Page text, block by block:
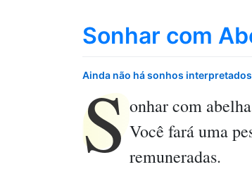
Sonhar com
Ainda não há sonhos
S onhar com
Você fará uma
remuneradas.